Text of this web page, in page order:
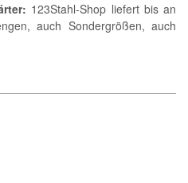
123Stahl-Shop liefert bis an
auch Sondergrößen, auch